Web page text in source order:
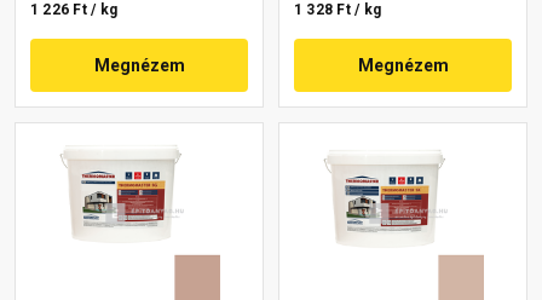
1 226 Ft / kg
Megnézem
1 328 Ft / kg
Megnézem